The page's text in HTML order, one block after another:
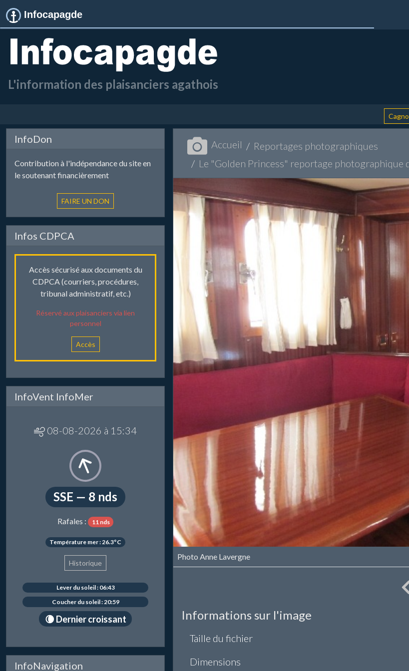
Infocapagde
L'information des plaisanciers agathois
Cagnotte de
InfoDon
Contribution à l'indépendance du site en
le soutenant financièrement
Infos CDPCA
Accès sécurisé aux documents du
CDPCA (courriers, procédures,
tribunal administratif, etc.)
Réservé aux plaisanciers via lien
personnel
Accès
InfoVent InfoMer
08-08-2026 à 15:34
SSE — 8 nds
Rafales : 11 nds
Température mer : 26.3°C
Historique
Lever du soleil : 06:43
Coucher du soleil : 20:59
🌘 Dernier croissant
InfoNavigation
Accueil
Reportages photographiques
Le "Golden Princess" reportage photographique
Photo Anne Lavergne
Informations sur l'image
Taille du fichier
Dimensions